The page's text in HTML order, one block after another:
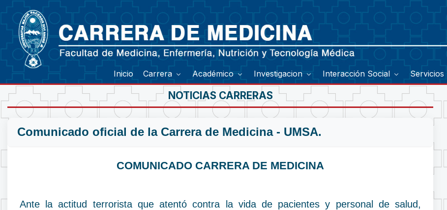
Inicio Carrera Académico Investigacion Interacción Social Servicios
NOTICIAS CARRERAS
Comunicado oficial de la Carrera de Medicina - UMSA.
COMUNICADO CARRERA DE MEDICINA
Ante la actitud terrorista que atentó contra la vida de pacientes y personal de salud,